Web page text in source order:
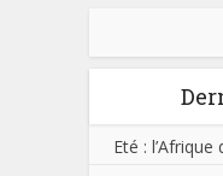
Eté :